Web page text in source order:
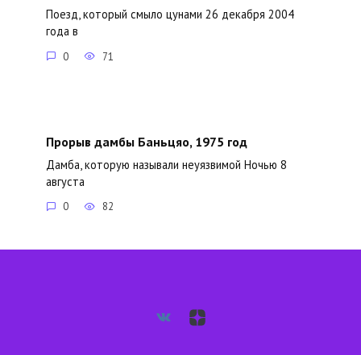
Поезд, который смыло цунами 26 декабря 2004
года в
0 71
Прорыв дамбы Баньцяо, 1975 год
Дамба, которую называли неуязвимой Ночью 8
августа
0 82